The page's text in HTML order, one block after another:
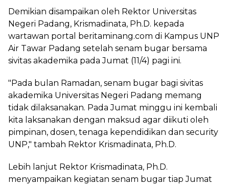
Demikian disampaikan oleh Rektor Universitas
Negeri Padang, Krismadinata, Ph.D. kepada
wartawan portal beritaminang.com di Kampus UNP
Air Tawar Padang setelah senam bugar bersama
sivitas akademika pada Jumat (11/4) pagi ini.
"Pada bulan Ramadan, senam bugar bagi sivitas
akademika Universitas Negeri Padang memang
tidak dilaksanakan. Pada Jumat minggu ini kembali
kita laksanakan dengan maksud agar diikuti oleh
pimpinan, dosen, tenaga kependidikan dan security
UNP," tambah Rektor Krismadinata, Ph.D.
Lebih lanjut Rektor Krismadinata, Ph.D.
menyampaikan kegiatan senam bugar tiap Jumat